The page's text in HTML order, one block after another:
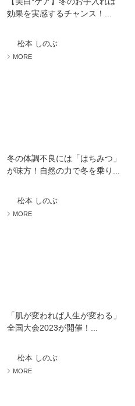
効果を実感するチャンス！...
松本 しのぶ
MORE
冬の体調不良には「はちみつ」
が味方！自然の力で冬を乗り...
松本 しのぶ
MORE
「肌が変われば人生が変わる」
全国大会2023が開催！...
松本 しのぶ
MORE